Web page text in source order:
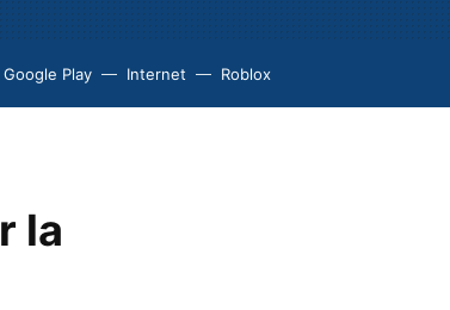
Google Play Internet Roblox
la